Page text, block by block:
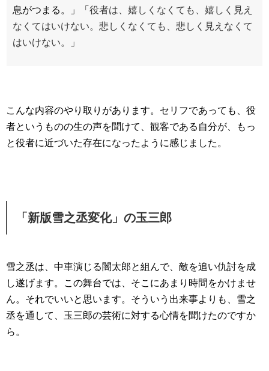
息がつまる。」「 役者は、嬉しくなくても、嬉しく見え
なくてはいけない。悲しくなくても、悲しく見えなくて
はいけない。」
こんな内容のやり取りがあります。セリフであっても、役
者というものの生の声を聞けて、観客である自分が、もっ
と役者に近づいた存在になったように感じました。
「新版雪之丞変化」の玉三郎
雪之丞は、中車演じる闇太郎と組んで、敵を追い仇討を成
し遂げます。この舞台では、そこにあまり時間をかけませ
ん。それでいいと思います。そういう出来事よりも、雪之
丞を通して、玉三郎の芸術に対する心情を聞けたのですか
ら。